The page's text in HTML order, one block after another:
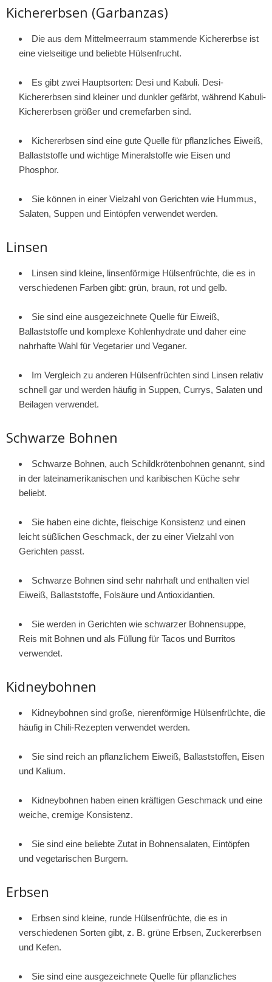
Kichererbsen (Garbanzas)
Die aus dem Mittelmeerraum stammende Kichererbse ist
eine vielseitige und beliebte Hülsenfrucht.
Es gibt zwei Hauptsorten: Desi und Kabuli. Desi-
Kichererbsen sind kleiner und dunkler gefärbt, während Kabuli-
Kichererbsen größer und cremefarben sind.
Kichererbsen sind eine gute Quelle für pflanzliches Eiweiß,
Ballaststoffe und wichtige Mineralstoffe wie Eisen und
Phosphor.
Sie können in einer Vielzahl von Gerichten wie Hummus,
Salaten, Suppen und Eintöpfen verwendet werden.
Linsen
Linsen sind kleine, linsenförmige Hülsenfrüchte, die es in
verschiedenen Farben gibt: grün, braun, rot und gelb.
Sie sind eine ausgezeichnete Quelle für Eiweiß,
Ballaststoffe und komplexe Kohlenhydrate und daher eine
nahrhafte Wahl für Vegetarier und Veganer.
Im Vergleich zu anderen Hülsenfrüchten sind Linsen relativ
schnell gar und werden häufig in Suppen, Currys, Salaten und
Beilagen verwendet.
Schwarze Bohnen
Schwarze Bohnen, auch Schildkrötenbohnen genannt, sind
in der lateinamerikanischen und karibischen Küche sehr
beliebt.
Sie haben eine dichte, fleischige Konsistenz und einen
leicht süßlichen Geschmack, der zu einer Vielzahl von
Gerichten passt.
Schwarze Bohnen sind sehr nahrhaft und enthalten viel
Eiweiß, Ballaststoffe, Folsäure und Antioxidantien.
Sie werden in Gerichten wie schwarzer Bohnensuppe,
Reis mit Bohnen und als Füllung für Tacos und Burritos
verwendet.
Kidneybohnen
Kidneybohnen sind große, nierenförmige Hülsenfrüchte, die
häufig in Chili-Rezepten verwendet werden.
Sie sind reich an pflanzlichem Eiweiß, Ballaststoffen, Eisen
und Kalium.
Kidneybohnen haben einen kräftigen Geschmack und eine
weiche, cremige Konsistenz.
Sie sind eine beliebte Zutat in Bohnensalaten, Eintöpfen
und vegetarischen Burgern.
Erbsen
Erbsen sind kleine, runde Hülsenfrüchte, die es in
verschiedenen Sorten gibt, z. B. grüne Erbsen, Zuckererbsen
und Kefen.
Sie sind eine ausgezeichnete Quelle für pflanzliches